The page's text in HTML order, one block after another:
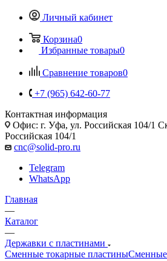
Личный кабинет
Корзина0
Избранные товары0
Сравнение товаров0
+7 (965) 642-60-77
Контактная информация
Офис: г. Уфа, ул. Российская 104/1
Российская 104/1
cnc@solid-pro.ru
Telegram
WhatsApp
Главная
—
Каталог
—
Державки с пластинами
Сменные токарные пластиныСменные